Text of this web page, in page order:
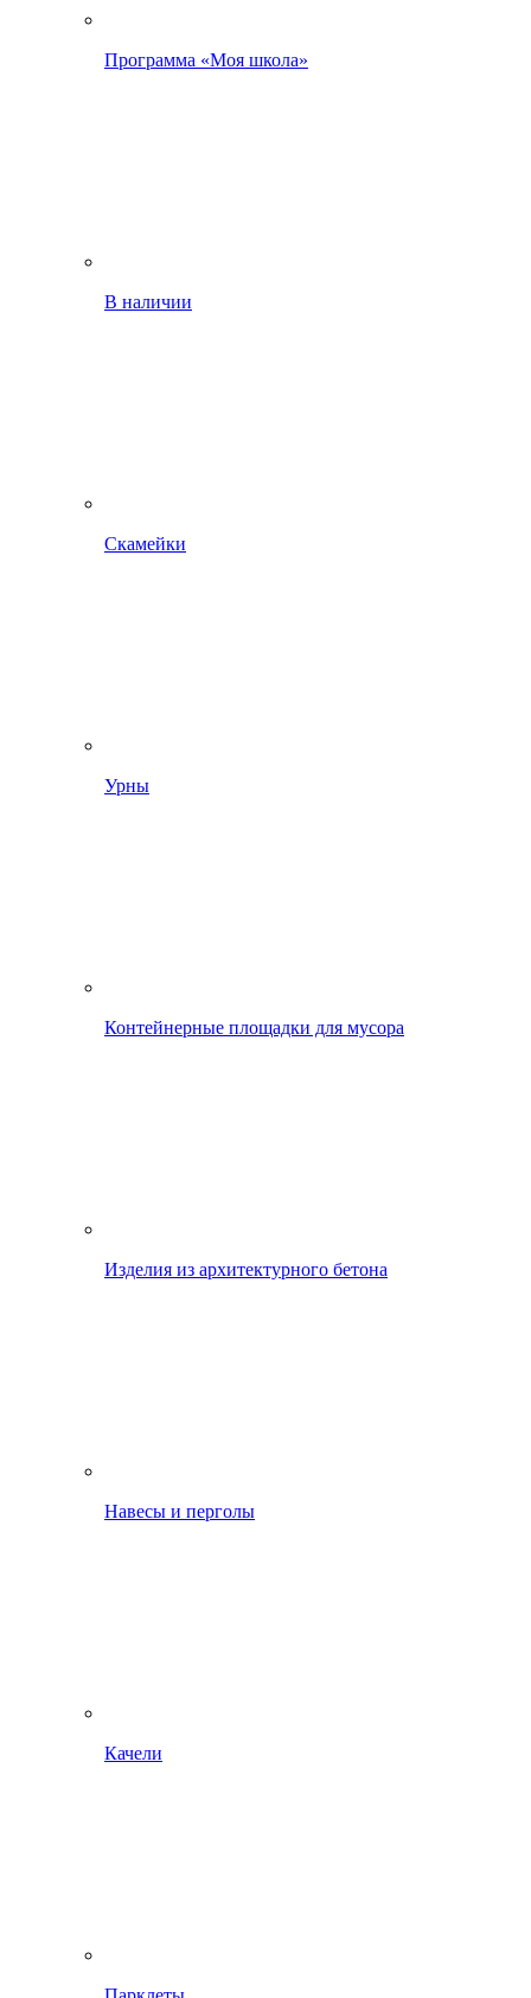
Программа «Моя школа»
В наличии
Скамейки
Урны
Контейнерные площадки для мусора
Изделия из архитектурного бетона
Навесы и перголы
Качели